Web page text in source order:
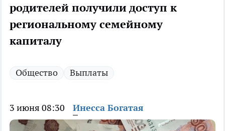
родителей получили доступ к
региональному семейному
капиталу
Общество Выплаты
3 июня 08:30 Инесса Богатая